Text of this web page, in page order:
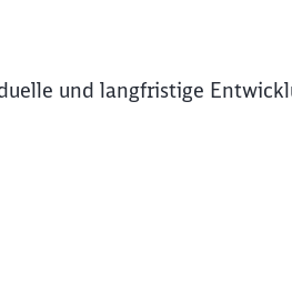
und langfristige